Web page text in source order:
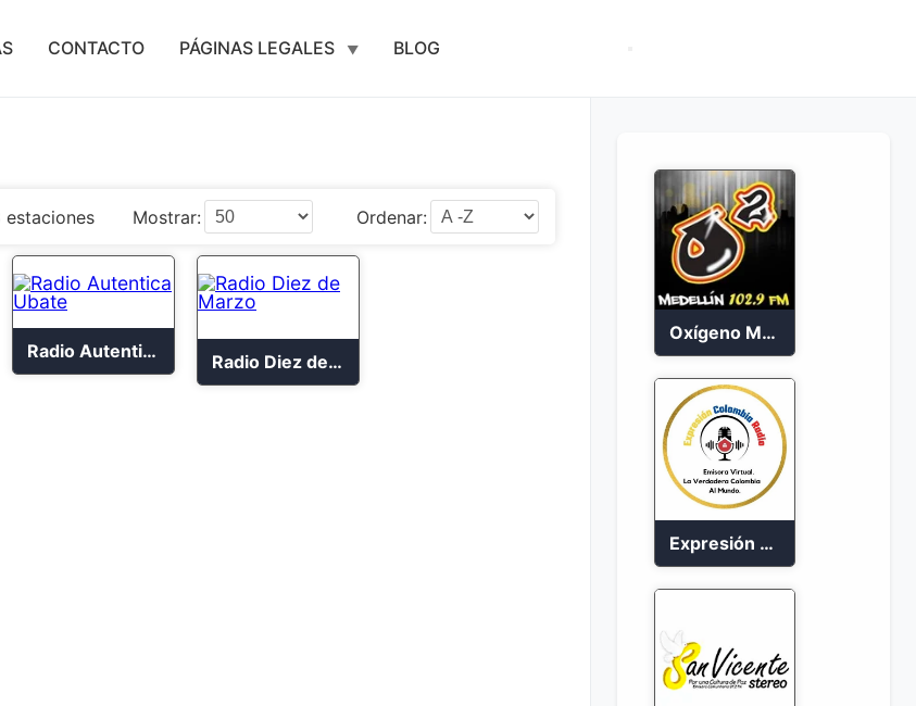
CONTACTO PÁGINAS LEGALES BLOG
Mostrar: Ordenar:
Radio Autentica Ubate Radio Diez de Marzo
Oxígeno Medellín 90.9 FM en vivo
Expresión Colombia Radio en vivo 24/7